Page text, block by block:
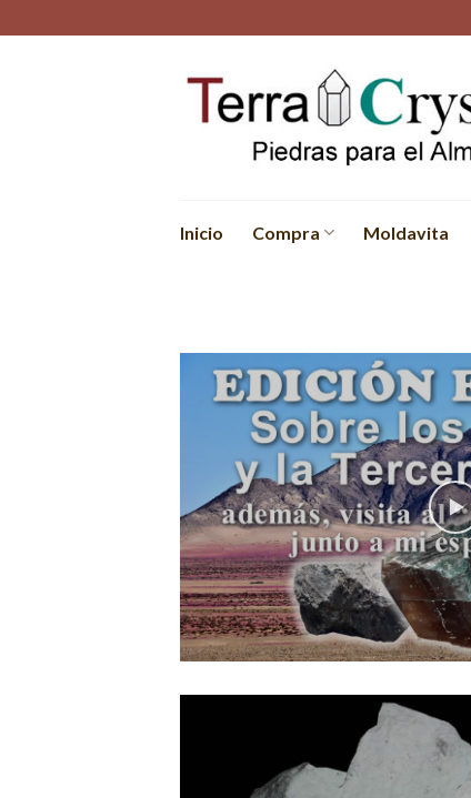
to
Inicio Compra Moldavita